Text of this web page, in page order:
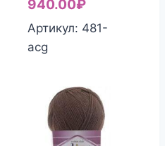
940.00₽
Артикул: 481-
acg